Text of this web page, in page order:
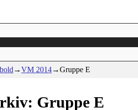
→VM 2014→Gruppe E
Gruppe E